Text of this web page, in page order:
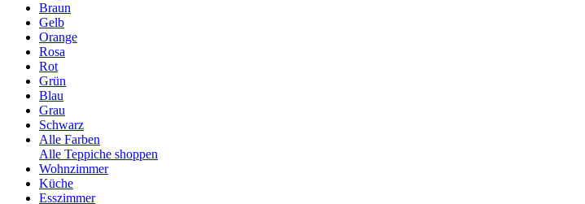
Braun
Gelb
Orange
Rosa
Rot
Grün
Blau
Grau
Schwarz
Alle Farben
Alle Teppiche shoppen
Wohnzimmer
Küche
Esszimmer